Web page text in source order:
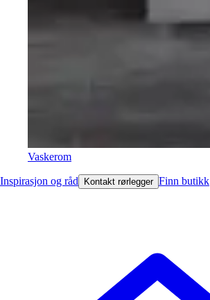
Vaskerom
Inspirasjon og råd Kontakt rørlegger Finn butikk